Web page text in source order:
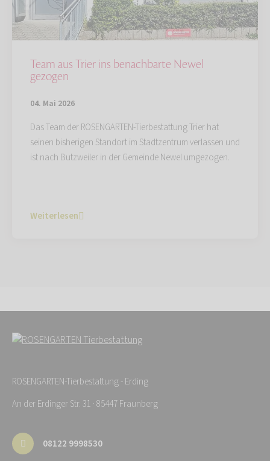
Team aus Trier ins benachbarte Newel
gezogen
04. Mai 2026
Das Team der ROSENGARTEN-Tierbestattung Trier hat
seinen bisherigen Standort im Stadtzentrum verlassen und
ist nach Butzweiler in der Gemeinde Newel umgezogen.
Weiterlesen
ROSENGARTEN-Tierbestattung - Erding
An der Erdinger Str. 31 · 85447 Fraunberg
08122 9998530